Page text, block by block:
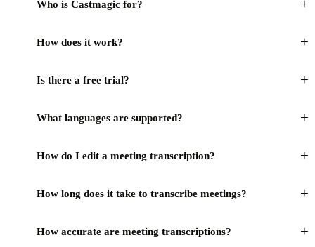
Who is Castmagic for? +
How does it work? +
Is there a free trial? +
What languages are supported? +
How do I edit a meeting transcription? +
How long does it take to transcribe meetings? +
How accurate are meeting transcriptions? +